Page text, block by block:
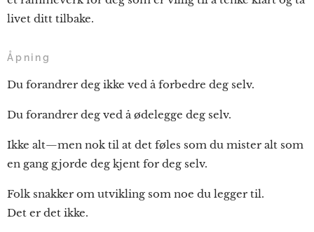
livet ditt tilbake.
Åpning
Du forandrer deg ikke ved å forbedre deg selv.
Du forandrer deg ved å ødelegge deg selv.
Ikke alt—men nok til at det føles som du mister alt som
en gang gjorde deg kjent for deg selv.
Folk snakker om utvikling som noe du legger til.
Det er det ikke.